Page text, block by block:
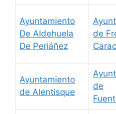
Ayuntamiento
De Aldehuela
De Periáñez
de
Ayuntamiento
de Alentisque
de